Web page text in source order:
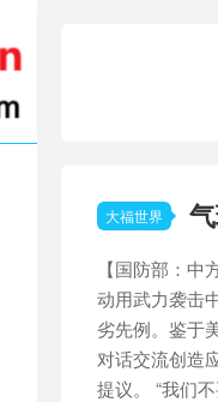
大福世界
【国防部：
动用武力袭击
劣先例。鉴于
对话交流创造
提议。 “我们